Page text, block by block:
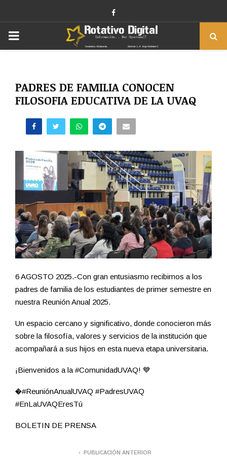
Facebook
PRIMARY
PADRES DE FAMILIA CONOCEN
FILOSOFIA EDUCATIVA DE LA UVAQ
6 AGOSTO 2025.-Con gran entusiasmo recibimos a los
padres de familia de los estudiantes de primer semestre en
nuestra Reunión Anual 2025.
Un espacio cercano y significativo, donde conocieron más
sobre la filosofía, valores y servicios de la institución que
acompañará a sus hijos en esta nueva etapa universitaria.
¡Bienvenidos a la #ComunidadUVAQ! 💙
�#ReuniónAnualUVAQ #PadresUVAQ
#EnLaUVAQEresTú
BOLETIN DE PRENSA
PUBLICACIÓN ANTERIOR